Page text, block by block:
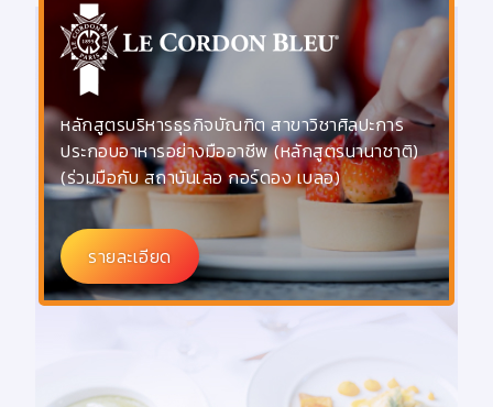
หลักสูตรบริหารธุรกิจบัณฑิต สาขาวิชาศิลปะการ
ประกอบอาหารอย่างมืออาชีพ (หลักสูตรนานาชาติ)
(ร่วมมือกับ สถาบันเลอ กอร์ดอง เบลอ)
รายละเอียด